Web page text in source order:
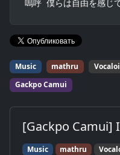
嗚呼 僕らは自由を感じ
Music mathru
Gackpo Camui
[Gackpo Camui]
Music mathru